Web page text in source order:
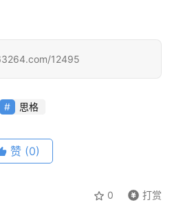
12495
思格
赞 (0)
0 打赏